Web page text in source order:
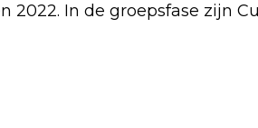
2022. In de groepsfase zijn